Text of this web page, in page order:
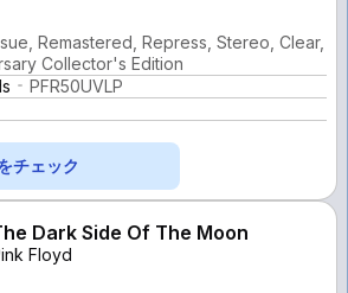
Remastered, Repress, Stereo, Clear,
Collector's Edition
PFR50UVLP
チェック
Dark Side Of The Moon
Floyd